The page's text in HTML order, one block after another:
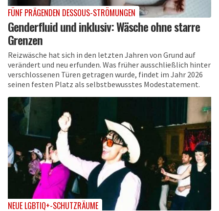
FÜNF PRÄGENDEN DESSOUS-STRÖMUNGEN
Genderfluid und inklusiv: Wäsche ohne starre
Grenzen
Reizwäsche hat sich in den letzten Jahren von Grund auf
verändert und neu erfunden. Was früher ausschließlich hinter
verschlossenen Türen getragen wurde, findet im Jahr 2026
seinen festen Platz als selbstbewusstes Modestatement.
NEUE LGBTIQ+-SCHUTZRÄUME